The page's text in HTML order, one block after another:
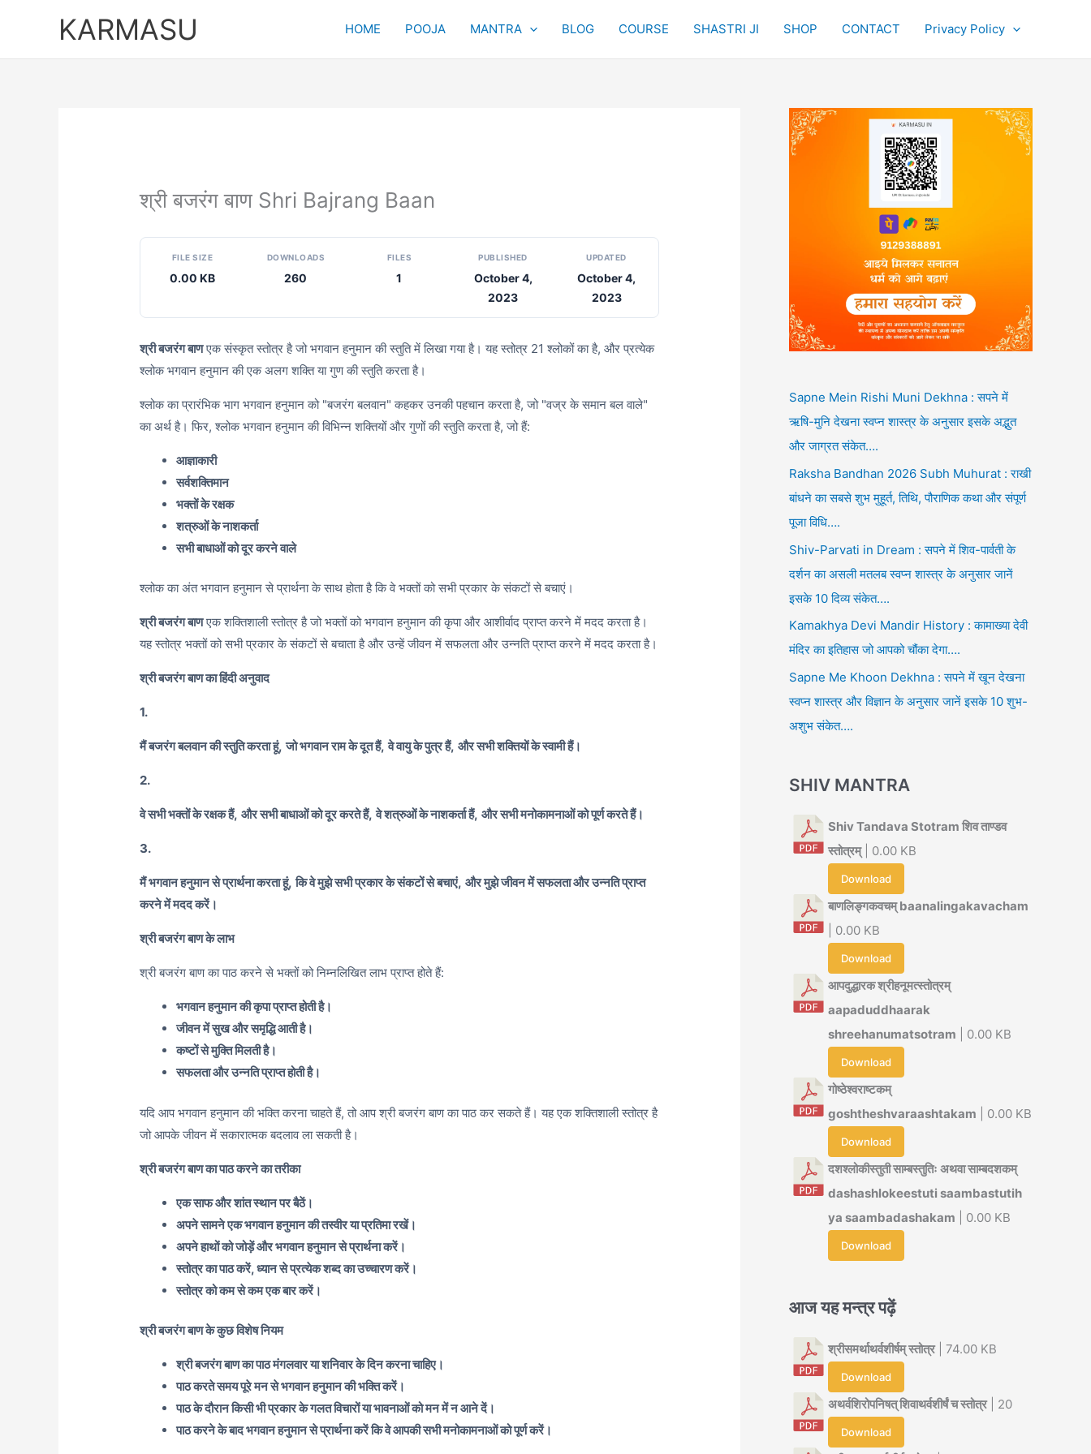
KARMASU HOME POOJA MANTRA BLOG COURSE SHASTRI JI SHOP CONTACT Privacy Policy
श्री बजरंग बाण Shri Bajrang Baan
FILE SIZE
0.00 KB
DOWNLOADS
260
FILES
1
PUBLISHED
October 4,
2023
UPDATED
October 4,
2023
श्री बजरंग बाणएक संस्कृत स्तोत्र है जो भगवान हनुमान की स्तुति में लिखा गया है। यह स्तोत्र 21 श्लोकों का है, और प्रत्येक
श्लोक भगवान हनुमान की एक अलग शक्ति या गुण की स्तुति करता है।
श्लोक का प्रारंभिक भाग भगवान हनुमान को "बजरंग बलवान" कहकर उनकी पहचान करता है, जो "वज्र के समान बल वाले"
का अर्थ है। फिर, श्लोक भगवान हनुमान की विभिन्न शक्तियों और गुणों की स्तुति करता है, जो हैं:
आज्ञाकारी
सर्वशक्तिमान
भक्तों के रक्षक
शत्रुओं के नाशकर्ता
सभी बाधाओं को दूर करने वाले
श्लोक का अंत भगवान हनुमान से प्रार्थना के साथ होता है कि वे भक्तों को सभी प्रकार के संकटों से बचाएं।
श्री बजरंग बाणएक शक्तिशाली स्तोत्र है जो भक्तों को भगवान हनुमान की कृपा और आशीर्वाद प्राप्त करने में मदद करता है।
यह स्तोत्र भक्तों को सभी प्रकार के संकटों से बचाता है और उन्हें जीवन में सफलता और उन्नति प्राप्त करने में मदद करता है।
श्री बजरंग बाण का हिंदी अनुवाद
1.
मैं बजरंग बलवान की स्तुति करता हूं, जो भगवान राम के दूत हैं, वे वायु के पुत्र हैं, और सभी शक्तियों के स्वामी हैं।
2.
वे सभी भक्तों के रक्षक हैं, और सभी बाधाओं को दूर करते हैं, वे शत्रुओं के नाशकर्ता हैं, और सभी मनोकामनाओं को पूर्ण करते हैं।
3.
मैं भगवान हनुमान से प्रार्थना करता हूं, कि वे मुझे सभी प्रकार के संकटों से बचाएं, और मुझे जीवन में सफलता और उन्नति प्राप्त
करने में मदद करें।
श्री बजरंग बाण के लाभ
श्री बजरंग बाण का पाठ करने से भक्तों को निम्नलिखित लाभ प्राप्त होते हैं:
भगवान हनुमान की कृपा प्राप्त होती है।
जीवन में सुख और समृद्धि आती है।
कष्टों से मुक्ति मिलती है।
सफलता और उन्नति प्राप्त होती है।
यदि आप भगवान हनुमान की भक्ति करना चाहते हैं, तो आप श्री बजरंग बाण का पाठ कर सकते हैं। यह एक शक्तिशाली स्तोत्र है
जो आपके जीवन में सकारात्मक बदलाव ला सकती है।
श्री बजरंग बाण का पाठ करने का तरीका
एक साफ और शांत स्थान पर बैठें।
अपने सामने एक भगवान हनुमान की तस्वीर या प्रतिमा रखें।
अपने हाथों को जोड़ें और भगवान हनुमान से प्रार्थना करें।
स्तोत्र का पाठ करें, ध्यान से प्रत्येक शब्द का उच्चारण करें।
स्तोत्र को कम से कम एक बार करें।
श्री बजरंग बाण के कुछ विशेष नियम
श्री बजरंग बाण का पाठ मंगलवार या शनिवार के दिन करना चाहिए।
पाठ करते समय पूरे मन से भगवान हनुमान की भक्ति करें।
पाठ के दौरान किसी भी प्रकार के गलत विचारों या भावनाओं को मन में न आने दें।
पाठ करने के बाद भगवान हनुमान से प्रार्थना करें कि वे आपकी सभी मनोकामनाओं को पूर्ण करें।
Sapne Mein Rishi Muni Dekhna : सपने में
ऋषि-मुनि देखना स्वप्न शास्त्र के अनुसार इसके अद्भुत
और जाग्रत संकेत….
Raksha Bandhan 2026 Subh Muhurat : राखी
बांधने का सबसे शुभ मुहूर्त, तिथि, पौराणिक कथा और संपूर्ण
पूजा विधि….
Shiv-Parvati in Dream : सपने में शिव-पार्वती के
दर्शन का असली मतलब स्वप्न शास्त्र के अनुसार जानें
इसके 10 दिव्य संकेत….
Kamakhya Devi Mandir History : कामाख्या देवी
मंदिर का इतिहास जो आपको चौंका देगा….
Sapne Me Khoon Dekhna : सपने में खून देखना
स्वप्न शास्त्र और विज्ञान के अनुसार जानें इसके 10 शुभ-
अशुभ संकेत….
SHIV MANTRA
Shiv Tandava Stotram शिव ताण्डव
स्तोत्रम्| 0.00 KB
Download
बाणलिङ्गकवचम् baanalingakavacham
| 0.00 KB
Download
आपदुद्धारक श्रीहनूमत्स्तोत्रम्
aapaduddhaarak
shreehanumatsotram | 0.00 KB
Download
गोष्ठेश्वराष्टकम्
goshtheshvaraashtakam | 0.00 KB
Download
दशश्लोकीस्तुती साम्बस्तुतिः अथवा साम्बदशकम्
dashashlokeestuti saambastutih
ya saambadashakam | 0.00 KB
Download
आज यह मन्त्र पढ़ें
श्रीसमर्थाथर्वशीर्षम् स्तोत्र| 74.00 KB
Download
अथर्वशिरोपनिषत् शिवाथर्वशीर्षं च स्तोत्र| 20
Download